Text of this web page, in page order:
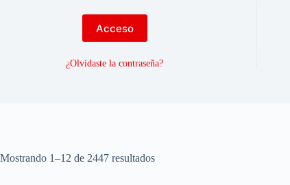
Acceso
¿Olvidaste la contraseña?
Mostrando 1–12 de 2447 resultados